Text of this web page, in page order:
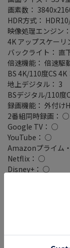
画素数：
HDR方式：
映像処理エンジン
4K アップスケーリ
バックライト： 直
倍速機能： 倍速駆
BS 4K/110度CS 4K
地上デジタル： 3
BSデジタル/110度
録画機能： 外付け
2番組同時録画： ○
Google TV： ○
YouTube： ○
Amazonプライム
Netflix： ○
Disney+： ○
Hulu： ○